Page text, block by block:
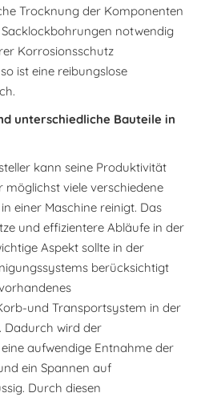
Trocknung der Komponenten
notwendig
Korrosionsschutz
ist eine reibungslose
unterschiedliche Bauteile in
kann seine Produktivität
möglichst viele verschiedene
einer Maschine reinigt. Das
und effizientere Abläufe in der
Aspekt sollte in der
berücksichtigt
und Transportsystem in der
Dadurch wird der
aufwendige Entnahme der
ein Spannen auf
Durch diesen